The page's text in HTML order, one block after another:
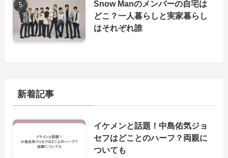
Snow Manのメンバーの自宅は
どこ？一人暮らしと実家暮らし
はそれぞれ誰
新着記事
イケメンと話題！中島佑気ジョ
セフはどことのハーフ？両親に
ついても